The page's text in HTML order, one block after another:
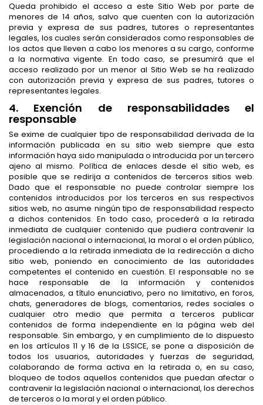
Queda prohibido el acceso a este Sitio Web por parte de
menores de 14 años, salvo que cuenten con la autorización
previa y expresa de sus padres, tutores o representantes
legales, los cuales serán considerados como responsables de
los actos que lleven a cabo los menores a su cargo, conforme
a la normativa vigente. En todo caso, se presumirá que el
acceso realizado por un menor al Sitio Web se ha realizado
con autorización previa y expresa de sus padres, tutores o
representantes legales.
4. Exención de responsabilidades el
responsable
Se exime de cualquier tipo de responsabilidad derivada de la
información publicada en su sitio web siempre que esta
información haya sido manipulada o introducida por un tercero
ajeno al mismo. Política de enlaces desde el sitio web, es
posible que se redirija a contenidos de terceros sitios web.
Dado que el responsable no puede controlar siempre los
contenidos introducidos por los terceros en sus respectivos
sitios web, no asume ningún tipo de responsabilidad respecto
a dichos contenidos. En todo caso, procederá a la retirada
inmediata de cualquier contenido que pudiera contravenir la
legislación nacional o internacional, la moral o el orden público,
procediendo a la retirada inmediata de la redirección a dicho
sitio web, poniendo en conocimiento de las autoridades
competentes el contenido en cuestión. El responsable no se
hace responsable de la información y contenidos
almacenados, a título enunciativo, pero no limitativo, en foros,
chats, generadores de blogs, comentarios, redes sociales o
cualquier otro medio que permita a terceros publicar
contenidos de forma independiente en la página web del
responsable. Sin embargo, y en cumplimiento de lo dispuesto
en los artículos 11 y 16 de la LSSICE, se pone a disposición de
todos los usuarios, autoridades y fuerzas de seguridad,
colaborando de forma activa en la retirada o, en su caso,
bloqueo de todos aquellos contenidos que puedan afectar o
contravenir la legislación nacional o internacional, los derechos
de terceros o la moral y el orden público.